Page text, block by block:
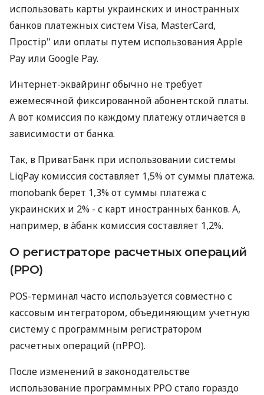
использовать карты украинских и иностранных
банков платежных систем Visa, MasterCard,
Простір" или оплаты путем использования Apple
Pay или Google Pay.
Интернет-эквайринг обычно не требует
ежемесячной фиксированной абонентской платы.
А вот комиссия по каждому платежу отличается в
зависимости от банка.
Так, в ПриватБанк при использовании системы
LiqPay комиссия составляет 1,5% от суммы платежа.
monobank берет 1,3% от суммы платежа с
украинских и 2% - с карт иностранных банков. А,
например, в àбанк комиссия составляет 1,2%.
О регистраторе расчетных операций
(РРО)
POS-терминал часто используется совместно с
кассовым интегратором, объединяющим учетную
систему с программным регистратором
расчетных операций (пРРО).
После изменений в законодательстве
использование программных РРО стало гораздо